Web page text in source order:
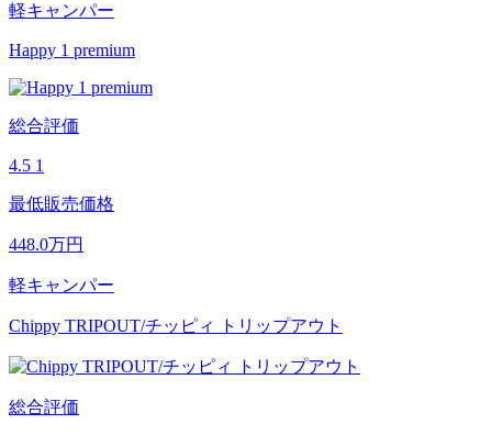
軽キャンパー
Happy 1 premium
総合評価
4.5 1
最低販売価格
448.0万円
軽キャンパー
Chippy TRIPOUT/チッピィ トリップアウト
総合評価